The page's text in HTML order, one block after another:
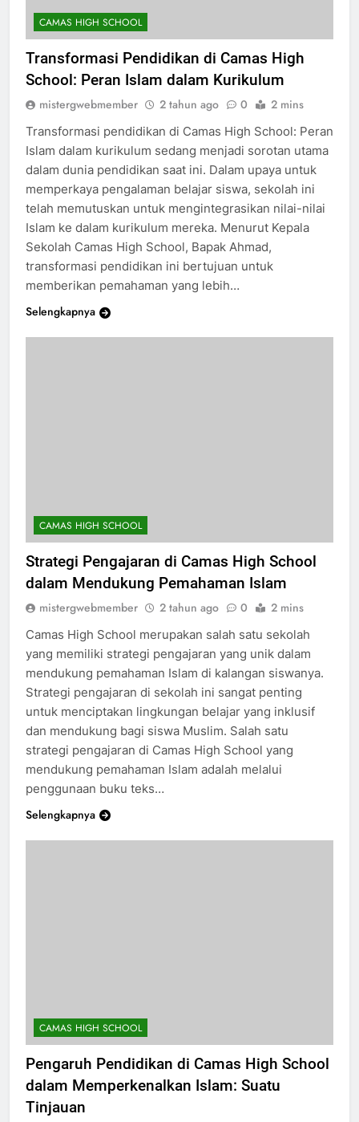
CAMAS HIGH SCHOOL
Transformasi Pendidikan di Camas High
School: Peran Islam dalam Kurikulum
mistergwebmember 2 tahun ago 0 2 mins
Transformasi pendidikan di Camas High School: Peran
Islam dalam kurikulum sedang menjadi sorotan utama
dalam dunia pendidikan saat ini. Dalam upaya untuk
memperkaya pengalaman belajar siswa, sekolah ini
telah memutuskan untuk mengintegrasikan nilai-nilai
Islam ke dalam kurikulum mereka. Menurut Kepala
Sekolah Camas High School, Bapak Ahmad,
transformasi pendidikan ini bertujuan untuk
memberikan pemahaman yang lebih…
Selengkapnya
CAMAS HIGH SCHOOL
Strategi Pengajaran di Camas High School
dalam Mendukung Pemahaman Islam
mistergwebmember 2 tahun ago 0 2 mins
Camas High School merupakan salah satu sekolah
yang memiliki strategi pengajaran yang unik dalam
mendukung pemahaman Islam di kalangan siswanya.
Strategi pengajaran di sekolah ini sangat penting
untuk menciptakan lingkungan belajar yang inklusif
dan mendukung bagi siswa Muslim. Salah satu
strategi pengajaran di Camas High School yang
mendukung pemahaman Islam adalah melalui
penggunaan buku teks…
Selengkapnya
CAMAS HIGH SCHOOL
Pengaruh Pendidikan di Camas High School
dalam Memperkenalkan Islam: Suatu
Tinjauan